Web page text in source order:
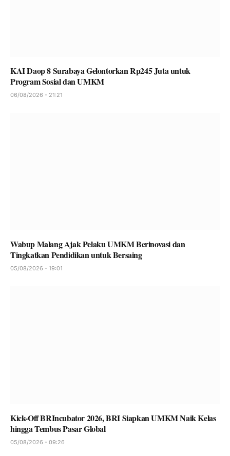
KAI Daop 8 Surabaya Gelontorkan Rp245 Juta untuk
Program Sosial dan UMKM
06/08/2026 - 21:21
Wabup Malang Ajak Pelaku UMKM Berinovasi dan
Tingkatkan Pendidikan untuk Bersaing
05/08/2026 - 19:01
Kick-Off BRIncubator 2026, BRI Siapkan UMKM Naik Kelas
hingga Tembus Pasar Global
05/08/2026 - 09:26